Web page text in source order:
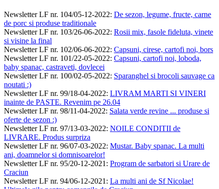
Newsletter LF nr. 104/05-12-2022: De sezon, legume, fructe, carne
de porc si produse traditionale
Newsletter LF nr. 103/26-06-2022: Rosii mix, fasole fideluta, vinete
si visine la final
Newsletter LF nr. 102/06-06-2022: Capsuni, cirese, cartofi noi, bors
Newsletter LF nr. 101/22-05-2022: Capsuni, cartofi noi, loboda,
baby spanac, castraveti, dovlecei
Newsletter LF nr. 100/02-05-2022: Sparanghel si brocoli sauvage ca
noutati :)
Newsletter LF nr. 99/18-04-2022: LIVRAM MARTI SI VINERI
inainte de PASTE. Revenim pe 26.04
Newsletter LF nr. 98/11-04-2022: Salata verde revine ... produse si
oferte de sezon :)
Newsletter LF nr. 97/13-03-2022: NOILE CONDITII de
LIVRARE. Produs surpriza
Newsletter LF nr. 96/07-03-2022: Mustar. Baby spanac. La multi
ani, doamnelor si domnisoarelor!
Newsletter LF nr. 95/20-12-2021 : Program de sarbatori si Urare de
Craciun
Newsletter LF nr. 94/06-12-2021 : La multi ani de Sf Nicolae!